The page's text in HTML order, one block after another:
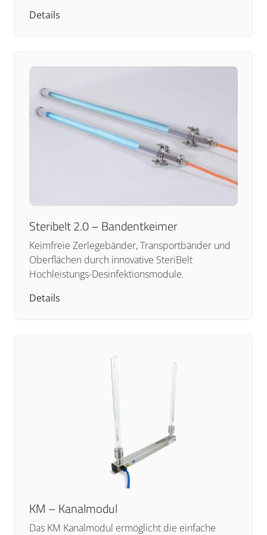
Details
Steribelt 2.0 – Bandentkeimer
Keimfreie Zerlegebänder, Transportbänder und
Oberflächen durch innovative SteriBelt
Hochleistungs-Desinfektionsmodule.
Details
KM – Kanalmodul
Das KM Kanalmodul ermöglicht die einfache